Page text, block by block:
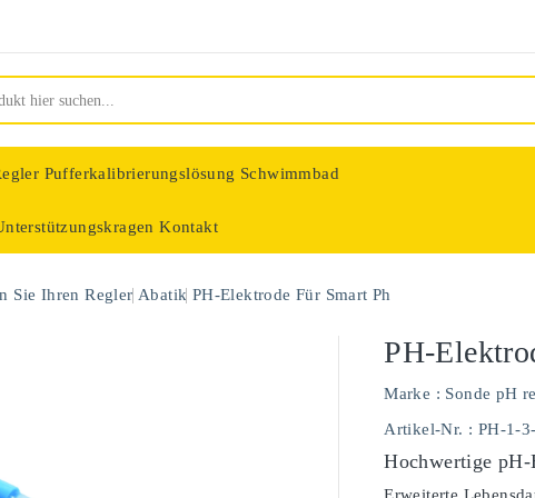
Pufferkalibrierungslösung Schwimmbad
Kontakt
Sie Ihren Regler Abatik PH-Elektrode Für Smart Ph
PH-
Marke : Sonde pH
Artikel-Nr. : PH-1-
Hochwertige pH-